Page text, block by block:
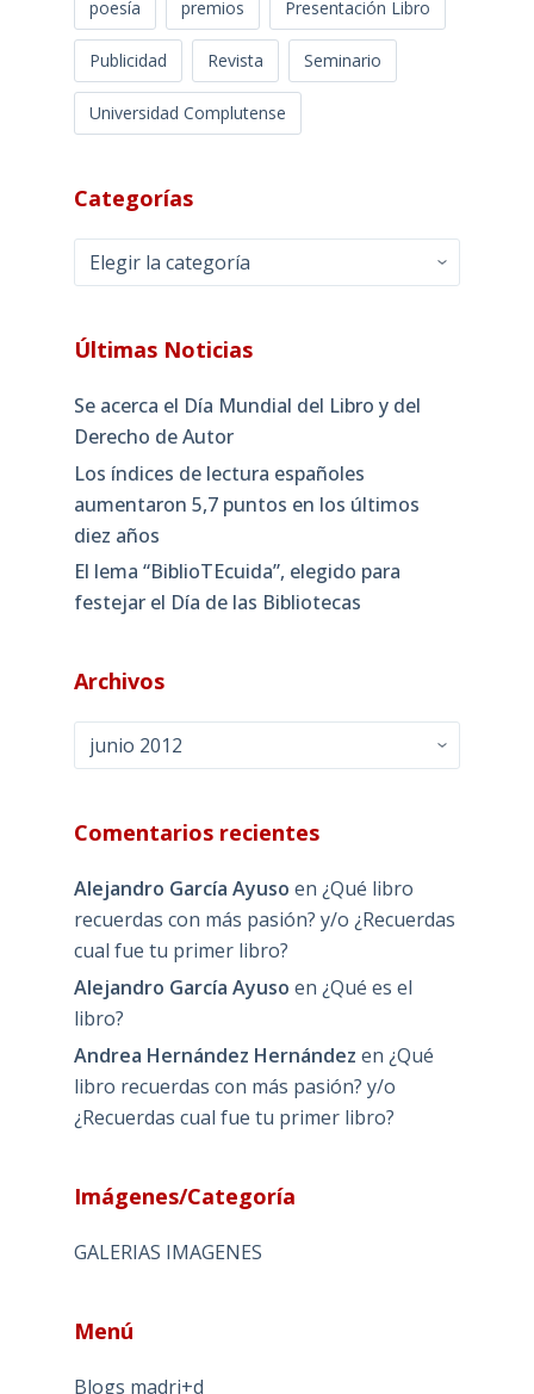
poesía premios Presentación Libro
Publicidad Revista Seminario
Universidad Complutense
Categorías
Categorías
Últimas Noticias
Se acerca el Día Mundial del Libro y del
Derecho de Autor
Los índices de lectura españoles
aumentaron 5,7 puntos en los últimos
diez años
El lema “BiblioTEcuida”, elegido para
festejar el Día de las Bibliotecas
Archivos
Archivos
Comentarios recientes
Alejandro García Ayuso en ¿Qué libro
recuerdas con más pasión? y/o ¿Recuerdas
cual fue tu primer libro?
Alejandro García Ayuso en ¿Qué es el
libro?
Andrea Hernández Hernández en ¿Qué
libro recuerdas con más pasión? y/o
¿Recuerdas cual fue tu primer libro?
Imágenes/Categoría
GALERIAS IMAGENES
Menú
Blogs madri+d